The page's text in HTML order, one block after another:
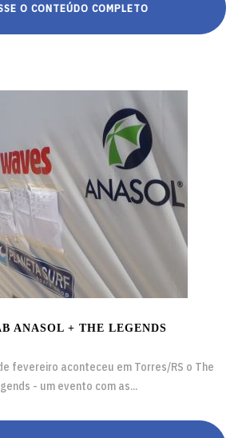
O CONTEÚDO COMPLETO
ANASOL + THE LEGENDS
fevereiro aconteceu em Torres/RS o The
- um evento com as...